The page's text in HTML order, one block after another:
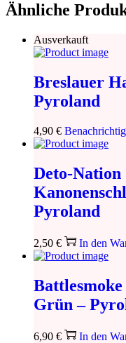
Ähnliche
Ausverkauft
Breslauer
Pyroland
4,90 €
Deto-Nation
Pyroland
2,50 € In den
Grün –
6,90 € In den